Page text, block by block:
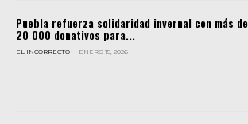
Puebla refuerza solidaridad invernal con más de
20 000 donativos para...
EL INCORRECTO ENERO 15, 2026